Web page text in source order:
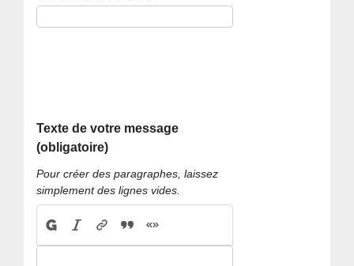
Texte de votre message
(obligatoire)
Pour créer des paragraphes, laissez
simplement des lignes vides.